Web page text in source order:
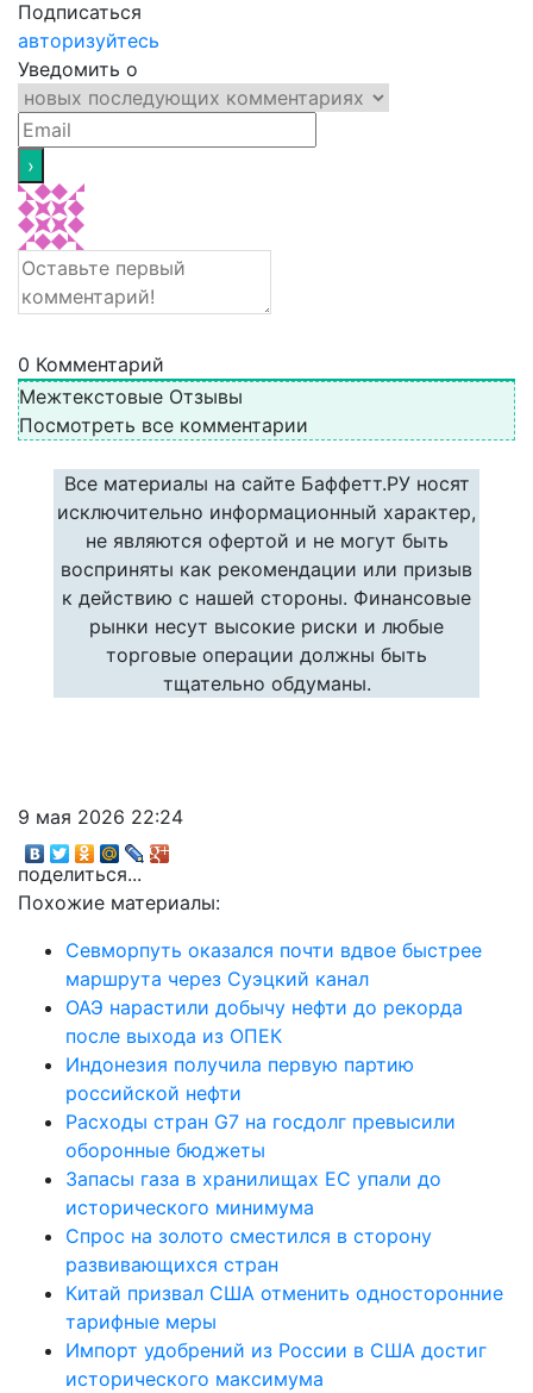
Подписаться
авторизуйтесь
Уведомить о
0 Комментарий
Межтекстовые Отзывы
Посмотреть все комментарии
Все материалы на сайте Баффетт.РУ носят
исключительно информационный характер,
не являются офертой и не могут быть
восприняты как рекомендации или призыв
к действию с нашей стороны. Финансовые
рынки несут высокие риски и любые
торговые операции должны быть
тщательно обдуманы.
9 мая 2026 22:24
поделиться...
Похожие материалы:
Севморпуть оказался почти вдвое быстрее
маршрута через Суэцкий канал
ОАЭ нарастили добычу нефти до рекорда
после выхода из ОПЕК
Индонезия получила первую партию
российской нефти
Расходы стран G7 на госдолг превысили
оборонные бюджеты
Запасы газа в хранилищах ЕС упали до
исторического минимума
Спрос на золото сместился в сторону
развивающихся стран
Китай призвал США отменить односторонние
тарифные меры
Импорт удобрений из России в США достиг
исторического максимума